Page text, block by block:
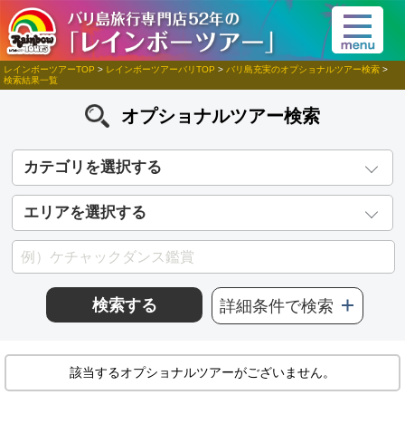
レインボーツアーTOP > レインボーツアーバリTOP > バリ島充実のオプショナルツアー検索 >
検索結果一覧
オプショナルツアー検索
カテゴリを選択する
エリアを選択する
検索する 詳細条件で検索
該当するオプショナルツアーがございません。